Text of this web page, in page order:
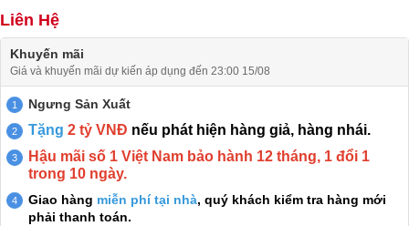
Liên Hệ
Khuyến mãi
Giá và khuyến mãi dự kiến áp dụng đến 23:00 15/08
Ngưng Sản Xuất
Tặng 2 tỷ VNĐ nếu phát hiện hàng giả, hàng nhái.
Hậu mãi số 1 Việt Nam bảo hành 12 tháng, 1 đổi 1
trong 10 ngày.
Giao hàng miễn phí tại nhà, quý khách kiểm tra hàng mới
phải thanh toán.